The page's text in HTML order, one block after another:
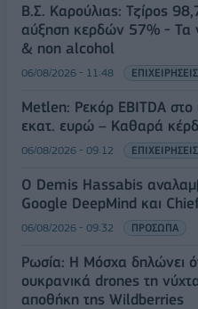
Β.Σ. Καρούλιας: Τζίρος
αύξηση κερδών 57% - Τα
& non alcohol
06/08/2026 - 11:48 ΕΠΙΧΕΙΡΗΣΕΙΣ
Metlen: Ρεκόρ EBITDA
εκατ. ευρώ – Καθαρά
06/08/2026 - 09:12 ΕΠΙΧΕΙΡΗΣΕΙΣ
Ο Demis Hassabis
Google DeepMind και
06/08/2026 - 09:32 ΠΡΟΣΩΠΑ
Ρωσία: Η Μόσχα δηλώνει
ουκρανικά drones τη
αποθήκη της Wildberries